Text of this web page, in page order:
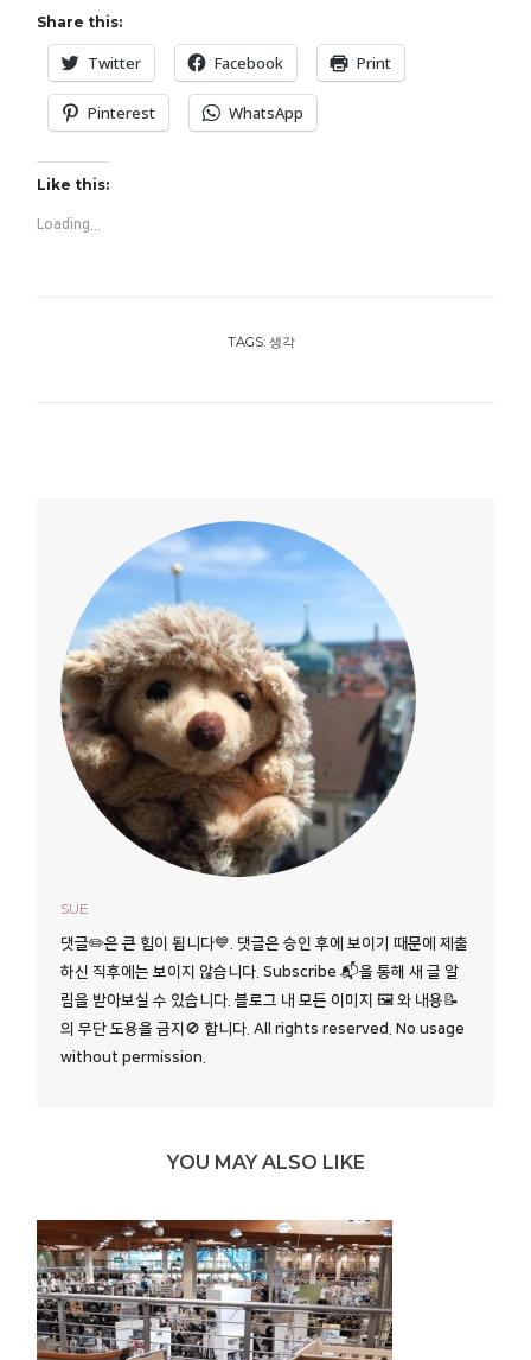
Share this:
Twitter Facebook Print
Pinterest WhatsApp
Like this:
Loading...
TAGS: 생각
SUE
댓글✏️은 큰 힘이 됩니다💙. 댓글은 승인 후에 보이기 때문에 제출
하신 직후에는 보이지 않습니다. Subscribe 📬을 통해 새 글 알
림을 받아보실 수 있습니다. 블로그 내 모든 이미지 🖼️ 와 내용📝
의 무단 도용을 금지🚫 합니다. All rights reserved. No usage
without permission.
YOU MAY ALSO LIKE